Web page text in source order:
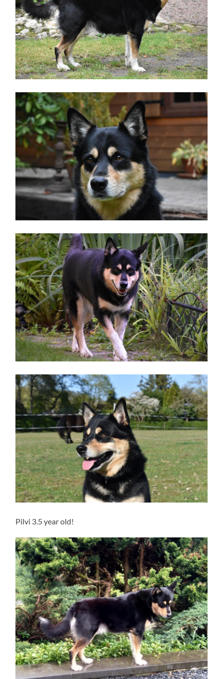
Pilvi 3.5 year old!